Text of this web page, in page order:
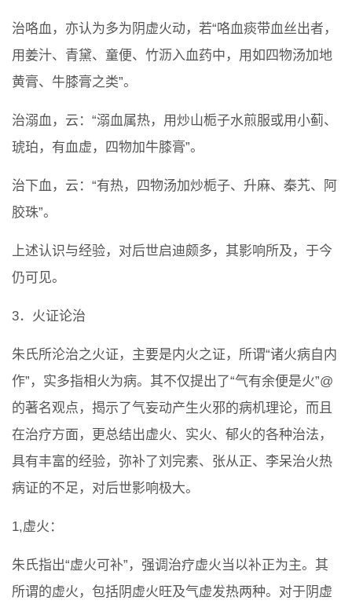
治咯血，亦认为多为阴虚火动，若“咯血痰带血丝出者，
用姜汁、青黛、童便、竹沥入血药中，用如四物汤加地
黄膏、牛膝膏之类”。
治溺血，云：“溺血属热，用炒山栀子水煎服或用小蓟、
琥珀，有血虚，四物加牛膝膏”。
治下血，云：“有热，四物汤加炒栀子、升麻、秦艽、阿
胶珠”。
上述认识与经验，对后世启迪颇多，其影响所及，于今
仍可见。
3．火证论治
朱氏所沦治之火证，主要是内火之证，所谓“诸火病自内
作”，实多指相火为病。其不仅提出了“气有余便是火”@
的著名观点，揭示了气妄动产生火邪的病机理论，而且
在治疗方面，更总结出虚火、实火、郁火的各种治法，
具有丰富的经验，弥补了刘完素、张从正、李呆治火热
病证的不足，对后世影响极大。
1,虚火：
朱氏指出“虚火可补”，强调治疗虚火当以补正为主。其
所谓的虚火，包括阴虚火旺及气虚发热两种。对于阴虚